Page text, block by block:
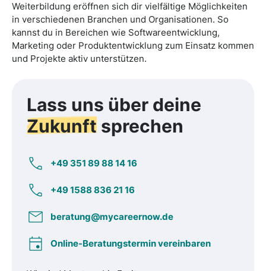
Weiterbildung eröffnen sich dir vielfältige Möglichkeiten
in verschiedenen Branchen und Organisationen. So
kannst du in Bereichen wie Softwareentwicklung,
Marketing oder Produktentwicklung zum Einsatz kommen
und Projekte aktiv unterstützen.
Lass uns über deine
Zukunft sprechen
+49 351 89 88 14 16
+49 1588 836 21 16
beratung@mycareernow.de
Online-Beratungstermin vereinbaren